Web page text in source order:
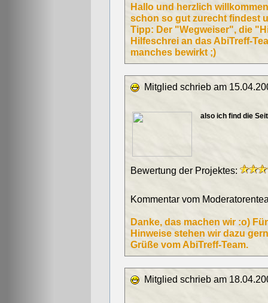
Hallo und herzlich
schon so gut zurecht findest
Tipp: Der "Wegweiser", die
Hilfeschrei an das AbiTreff-
manches bewirkt ;)
Mitglied schrieb am
also ich find die
Bewertung der Projektes:
Kommentar vom
Danke, das machen wir :o)
Hinweise stehen wir dazu
Grüße vom AbiTreff-Team.
Mitglied schrieb am